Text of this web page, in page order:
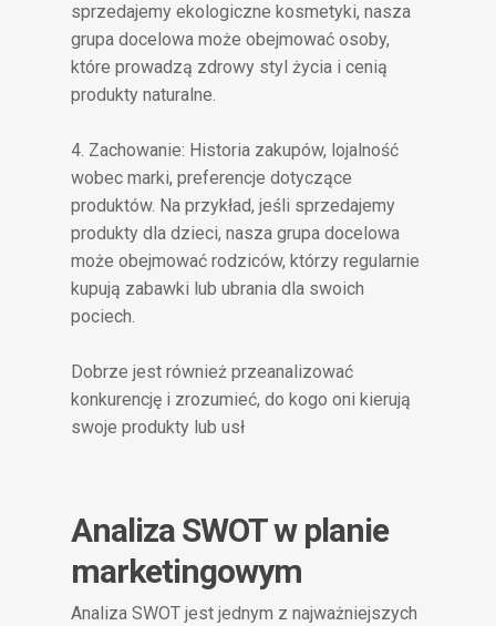
sprzedajemy ekologiczne kosmetyki, nasza
grupa docelowa może obejmować osoby,
które prowadzą zdrowy styl życia i cenią
produkty naturalne.
4. Zachowanie: Historia zakupów, lojalność
wobec marki, preferencje dotyczące
produktów. Na przykład, jeśli sprzedajemy
produkty dla dzieci, nasza grupa docelowa
może obejmować rodziców, którzy regularnie
kupują zabawki lub ubrania dla swoich
pociech.
Dobrze jest również przeanalizować
konkurencję i zrozumieć, do kogo oni kierują
swoje produkty lub usł
Analiza SWOT w planie
marketingowym
Analiza SWOT jest jednym z najważniejszych